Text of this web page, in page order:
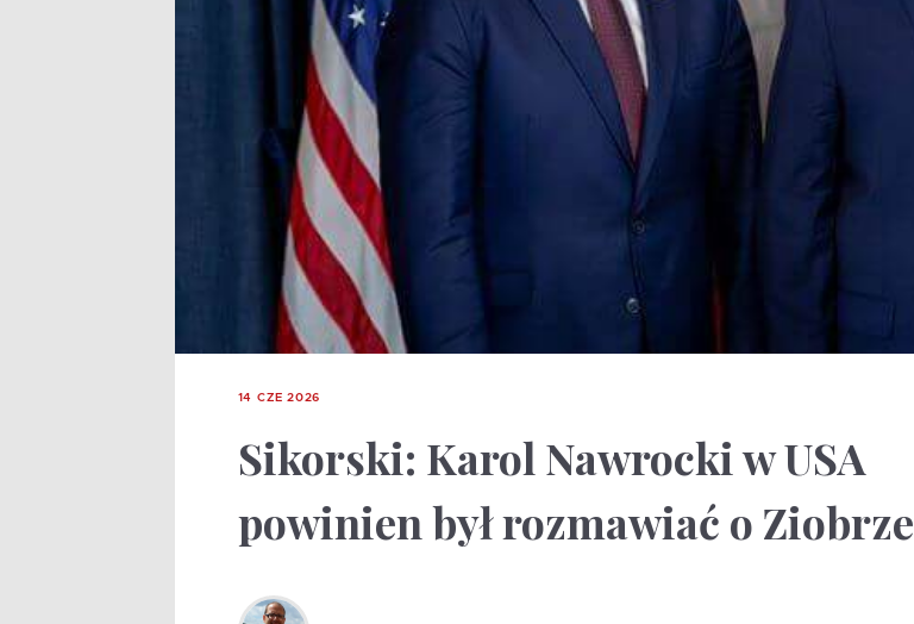
14 CZE 2026
Sikorski: Karol Nawrocki w USA
powinien był rozmawiać o Ziobrze